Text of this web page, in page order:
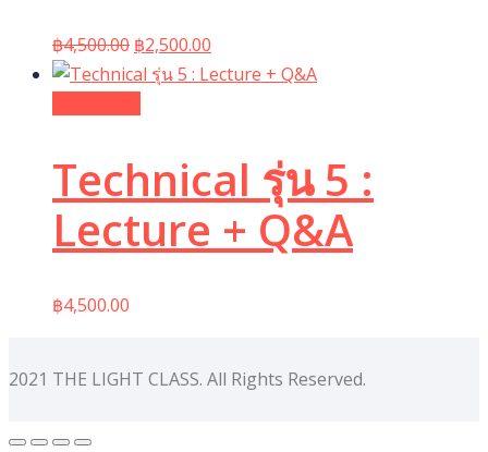
฿4,500.00 Original
price
฿2,500.00
price
Technical รุ่น 5 :
Lecture + Q&A
฿4,500.00
2021 THE LIGHT CLASS. All Rights Reserved.